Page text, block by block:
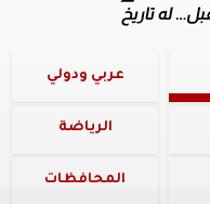
عربي ودولي
الرياضة
المحافظات